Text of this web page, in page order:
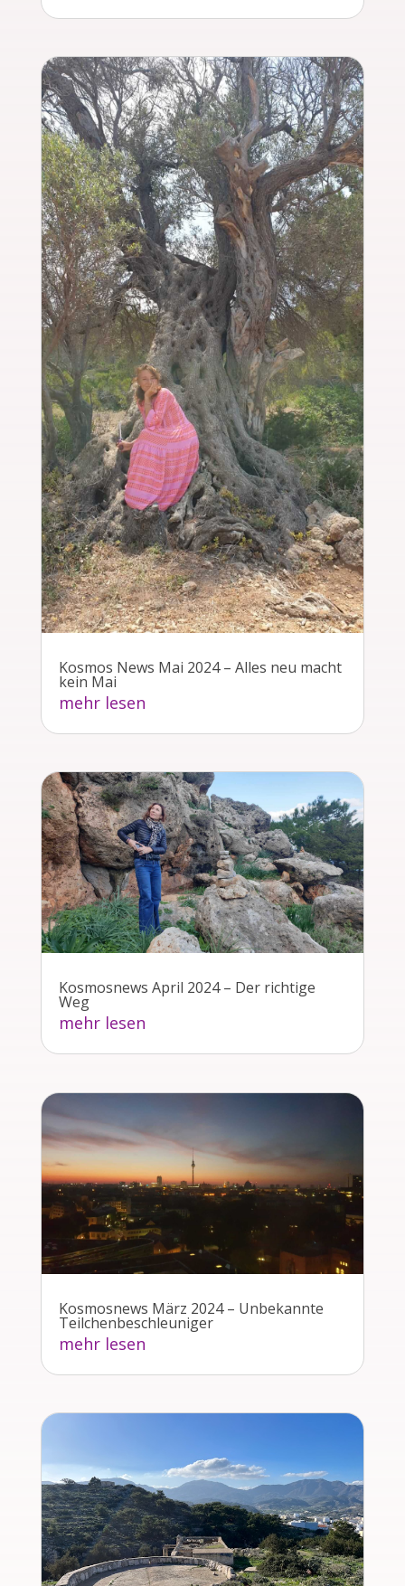
Kosmos News Mai 2024 – Alles neu macht
kein Mai
mehr lesen
Kosmosnews April 2024 – Der richtige
Weg
mehr lesen
Kosmosnews März 2024 – Unbekannte
Teilchenbeschleuniger
mehr lesen